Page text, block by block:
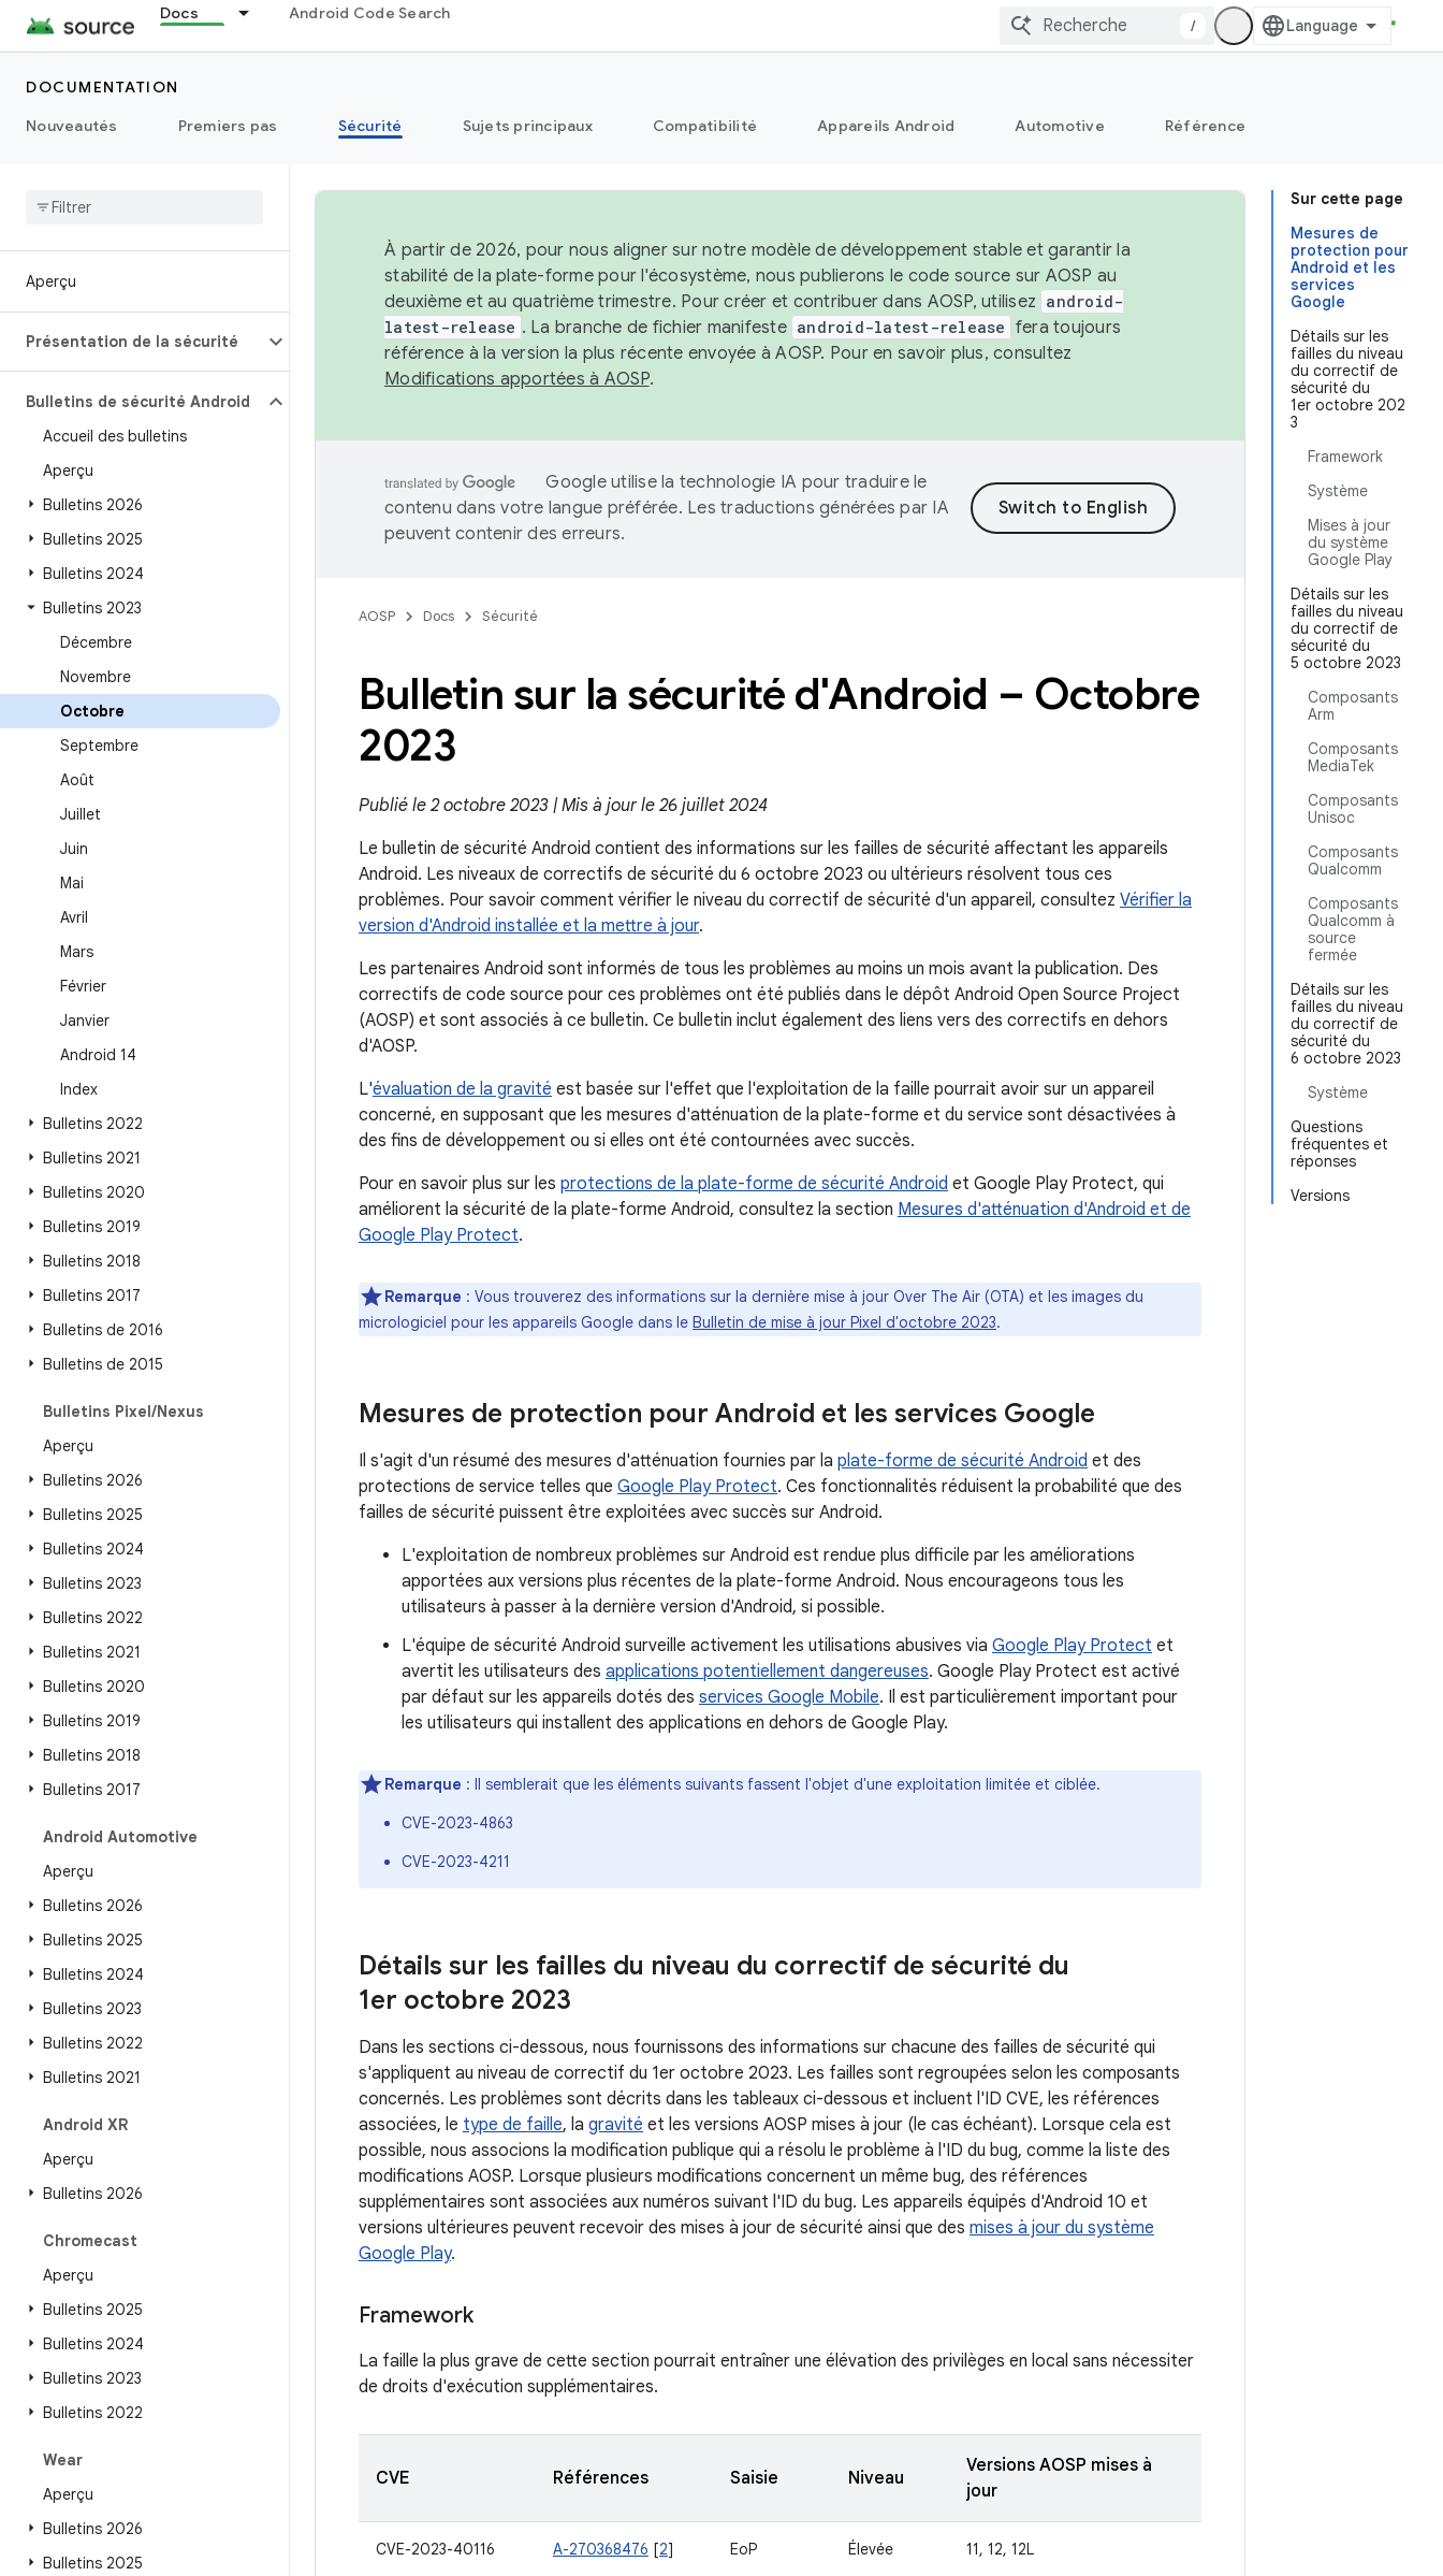
Docs Android Code Search
/
DOCUMENTATION
Nouveautés
Premiers pas Sécurité Sujets principaux Compatibilité Appareils Android Automotive Référence
Aperçu
Présentation de la sécurité
Bulletins de sécurité Android
Accueil des bulletins
Aperçu
Bulletins 2026
Bulletins 2025
Bulletins 2024
Bulletins 2023
Décembre
Novembre
Octobre
Septembre
Août
Juillet
Juin
Mai
Avril
Mars
Février
Janvier
Android 14
Index
Bulletins 2022
Bulletins 2021
Bulletins 2020
Bulletins 2019
Bulletins 2018
Bulletins 2017
Bulletins de 2016
Bulletins de 2015
Bulletins Pixel/Nexus
Aperçu
Bulletins 2026
Bulletins 2025
Bulletins 2024
Bulletins 2023
Bulletins 2022
Bulletins 2021
Bulletins 2020
Bulletins 2019
Bulletins 2018
Bulletins 2017
Android Automotive
Aperçu
Bulletins 2026
Bulletins 2025
Bulletins 2024
Bulletins 2023
Bulletins 2022
Bulletins 2021
Android XR
Aperçu
Bulletins 2026
Chromecast
Aperçu
Bulletins 2025
Bulletins 2024
Bulletins 2023
Bulletins 2022
Wear
Aperçu
Bulletins 2026
Bulletins 2025
Sur cette page
Mesures de
protection pour
Android et les
services
Google
Détails sur les
failles du niveau
du correctif de
sécurité du
1er octobre 202
3
Framework
Système
Mises à jour
du système
Google Play
Détails sur les
failles du niveau
du correctif de
sécurité du
5 octobre 2023
Composants
Arm
Composants
MediaTek
Composants
Unisoc
Composants
Qualcomm
Composants
Qualcomm à
source
fermée
Détails sur les
failles du niveau
du correctif de
sécurité du
6 octobre 2023
Système
Questions
fréquentes et
réponses
Versions
À partir de 2026, pour nous aligner sur notre modèle de développement stable et garantir la
stabilité de la plate-forme pour l'écosystème, nous publierons le code source sur AOSP au
deuxième et au quatrième trimestre. Pour créer et contribuer dans AOSP, utilisez android-
latest-release . La branche de fichier manifeste android-latest-release fera toujours
référence à la version la plus récente envoyée à AOSP. Pour en savoir plus, consultez
Modifications apportées à AOSP.
Google utilise la technologie IA pour traduire le
contenu dans votre langue préférée. Les traductions générées par IA
peuvent contenir des erreurs.
AOSP Docs Sécurité
Bulletin sur la sécurité d'Android – Octobre
2023
Publié le 2 octobre 2023 | Mis à jour le 26 juillet 2024
Le bulletin de sécurité Android contient des informations sur les failles de sécurité affectant les appareils
Android. Les niveaux de correctifs de sécurité du 6 octobre 2023 ou ultérieurs résolvent tous ces
problèmes. Pour savoir comment vérifier le niveau du correctif de sécurité d'un appareil, consultez Vérifier la
version d'Android installée et la mettre à jour.
Les partenaires Android sont informés de tous les problèmes au moins un mois avant la publication. Des
correctifs de code source pour ces problèmes ont été publiés dans le dépôt Android Open Source Project
(AOSP) et sont associés à ce bulletin. Ce bulletin inclut également des liens vers des correctifs en dehors
d'AOSP.
L'évaluation de la gravité est basée sur l'effet que l'exploitation de la faille pourrait avoir sur un appareil
concerné, en supposant que les mesures d'atténuation de la plate-forme et du service sont désactivées à
des fins de développement ou si elles ont été contournées avec succès.
Pour en savoir plus sur les protections de la plate-forme de sécurité Android et Google Play Protect, qui
améliorent la sécurité de la plate-forme Android, consultez la section Mesures d'atténuation d'Android et de
Google Play Protect.
Remarque : Vous trouverez des informations sur la dernière mise à jour Over The Air (OTA) et les images du
micrologiciel pour les appareils Google dans le Bulletin de mise à jour Pixel d'octobre 2023.
Mesures de protection pour Android et les services Google
Il s'agit d'un résumé des mesures d'atténuation fournies par la plate-forme de sécurité Android et des
protections de service telles que Google Play Protect. Ces fonctionnalités réduisent la probabilité que des
failles de sécurité puissent être exploitées avec succès sur Android.
L'exploitation de nombreux problèmes sur Android est rendue plus difficile par les améliorations
apportées aux versions plus récentes de la plate-forme Android. Nous encourageons tous les
utilisateurs à passer à la dernière version d'Android, si possible.
L'équipe de sécurité Android surveille activement les utilisations abusives via Google Play Protect et
avertit les utilisateurs des applications potentiellement dangereuses. Google Play Protect est activé
par défaut sur les appareils dotés des services Google Mobile. Il est particulièrement important pour
les utilisateurs qui installent des applications en dehors de Google Play.
Remarque : Il semblerait que les éléments suivants fassent l'objet d'une exploitation limitée et ciblée.
CVE-2023-4863
CVE-2023-4211
Détails sur les failles du niveau du correctif de sécurité du
1er octobre 2023
Dans les sections ci-dessous, nous fournissons des informations sur chacune des failles de sécurité qui
s'appliquent au niveau de correctif du 1er octobre 2023. Les failles sont regroupées selon les composants
concernés. Les problèmes sont décrits dans les tableaux ci-dessous et incluent l'ID CVE, les références
associées, le type de faille, la gravité et les versions AOSP mises à jour (le cas échéant). Lorsque cela est
possible, nous associons la modification publique qui a résolu le problème à l'ID du bug, comme la liste des
modifications AOSP. Lorsque plusieurs modifications concernent un même bug, des références
supplémentaires sont associées aux numéros suivant l'ID du bug. Les appareils équipés d'Android 10 et
versions ultérieures peuvent recevoir des mises à jour de sécurité ainsi que des mises à jour du système
Google Play.
Framework
La faille la plus grave de cette section pourrait entraîner une élévation des privilèges en local sans nécessiter
de droits d'exécution supplémentaires.
CVE Références Saisie Niveau
Versions AOSP mises à
jour
CVE-2023-40116 A-270368476 [2] EoP Élevée 11, 12, 12L